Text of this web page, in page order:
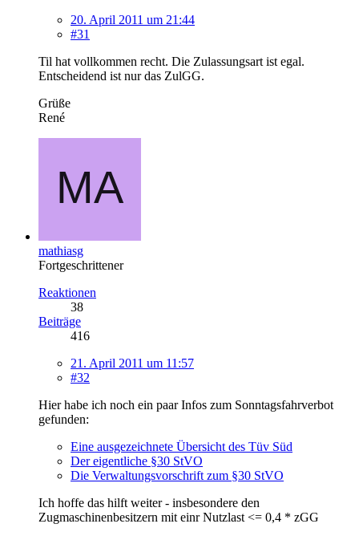
20. April 2011 um 21:44
#31
Til hat vollkommen recht. Die Zulassungsart ist egal.
Entscheidend ist nur das ZulGG.
Grüße
René
mathiasg
Fortgeschrittener
Reaktionen
38
Beiträge
416
21. April 2011 um 11:57
#32
Hier habe ich noch ein paar Infos zum Sonntagsfahrverbot
gefunden:
Eine ausgezeichnete Übersicht des Tüv Süd
Der eigentliche §30 StVO
Die Verwaltungsvorschrift zum §30 StVO
Ich hoffe das hilft weiter - insbesondere den
Zugmaschinenbesitzern mit einr Nutzlast <= 0,4 * zGG